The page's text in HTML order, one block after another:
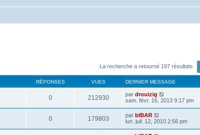
La recherche a retourné 197 résultats
RÉPONSES VUES DERNIER MESSAGE
0 212930 par drouizig
sam. févr. 16, 2013 9:17 pm
0 179803 par bIBAR
lun. juil. 12, 2010 2:56 pm